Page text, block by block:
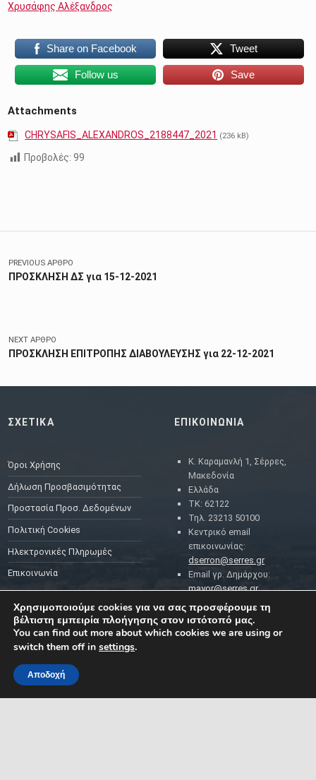
Χρυσάφης Αλέξανδρος
Share on Facebook Tweet
Follow us Save
Attachments
CHRYSAFIS_ALEXANDROS_2188447_2021 (236 kB)
Προβολές: 99
Πλοήγηση άρθρων
PREVIOUS ΆΡΘΡΟ
ΠΡΟΣΚΛΗΣΗ ΔΣ για 15-12-2021
NEXT ΆΡΘΡΟ
ΠΡΟΣΚΛΗΣΗ EΠΙΤΡΟΠΗΣ ΔΙΑΒΟΥΛΕΥΣΗΣ για 22-12-2021
ΣΧΕΤΙΚΑ
Όροι Χρήσης
Δήλωση Προσβασιμότητας
Προστασία Προσ. Δεδομένων
Πολιτική Cookies
Ηλεκτρονικές Πληρωμές
Επικοινωνία
ΕΠΙΚΟΙΝΩΝΙΑ
Κ. Καραμανλή 1, Σέρρες,
Μακεδονία
Ελλάδα
ΤΚ: 62122
Τηλ. 23213 50100
Κεντρικό email
επικοινωνίας:
dserron@serres.gr
Email γρ. Δημάρχου:
mayor@serres.gr
Email DPO (Υπευθύνου
Προστασίας Δεδομένων):
dpo@serres.gr
ΡΟΗ ΕΙΔΗΣΕΩΝ
ΔΗΜΟΤΗ ΚΑΙ ΤΗΣ
Χρησιμοποιούμε cookies για να σας προσφέρουμε τη
βέλτιστη εμπειρία πλοήγησης στον ιστότοπό μας.
You can find out more about which cookies we are using or
switch them off in settings.
Αποδοχή